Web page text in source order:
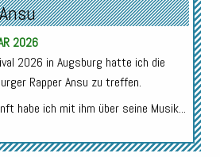
2026
2026 in Augsburg hatte ich die
Rapper Ansu zu treffen.
habe ich mit ihm über seine Musik...